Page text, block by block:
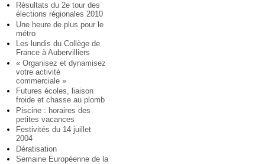
Résultats du 2e tour des
élections régionales 2010
Une heure de plus pour le
métro
Les lundis du Collège de
France à Aubervilliers
« Organisez et dynamisez
votre activité
commerciale »
Futures écoles, liaison
froide et chasse au plomb
Piscine : horaires des
petites vacances
Festivités du 14 juillet
2004
Dératisation
Semaine Européenne de la